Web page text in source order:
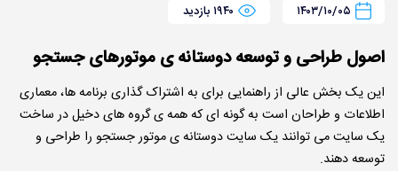
۱۴۰۳/۱۰/۰۵ ۱۹۴۰ بازدید
اصول طراحی و توسعه دوستانه ی موتورهای جستجو
این یک بخش عالی از راهنمایی برای به اشتراک گذاری برنامه ها، معماری
اطلاعات و طراحان است به گونه ای که همه ی گروه های دخیل در ساخت
یک سایت می توانند یک سایت دوستانه ی موتور جستجو را طراحی و
توسعه دهند.